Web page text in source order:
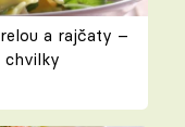
a rajčaty –
chvilky